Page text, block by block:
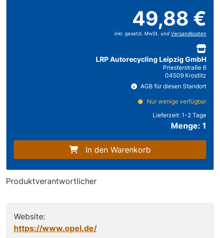
49,88 €
inkl. gesetzl. MwSt. und Versandkosten
LRP Autorecycling Leipzig GmbH
Priesterstraße 6
04509 Krostitz
AGB für diesen Standort
Nur wenige verfügbar
Lieferzeit: 1-2 Tage
Menge: 1
In den Warenkorb
Produktverantwortlicher
Website:
https://www.opel.de/